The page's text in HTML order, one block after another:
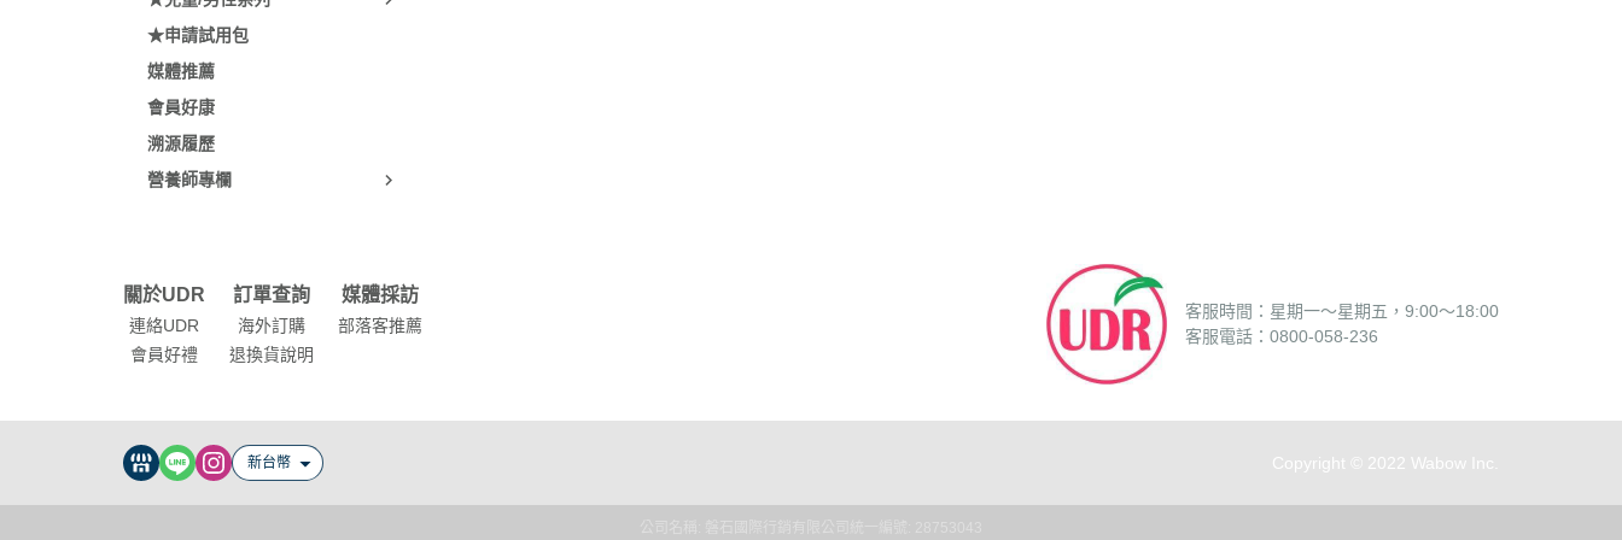
★申請試用包
媒體推薦
會員好康
溯源履歷
營養師專欄
關於UDR
連絡UDR
會員好禮
訂單查詢
海外訂購
退換貨說明
媒體採訪
部落客推薦
客服時間：星期一～星期五，9:00～18:00
客服電話：0800-058-236
新台幣 Copyright © 2022 Wabow Inc.